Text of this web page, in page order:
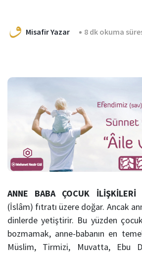
Misafir Yazar 8 dk okuma
ANNE BABA ÇOCUK İLİŞKİLERİ
(İslâm) fıtratı üzere doğar. Ancak
dinlerde yetiştirir. Bu yüzden
bozmamak, anne-babanın en
Müslim, Tirmizi, Muvatta, Ebu